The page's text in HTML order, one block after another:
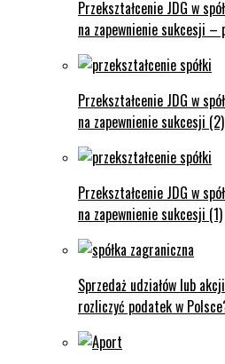
Przekształcenie JDG w
na zapewnienie sukcesji
Przekształcenie JDG w
na zapewnienie sukcesji (2)
Przekształcenie JDG w
na zapewnienie sukcesji (1)
Sprzedaż udziałów lub
rozliczyć podatek w